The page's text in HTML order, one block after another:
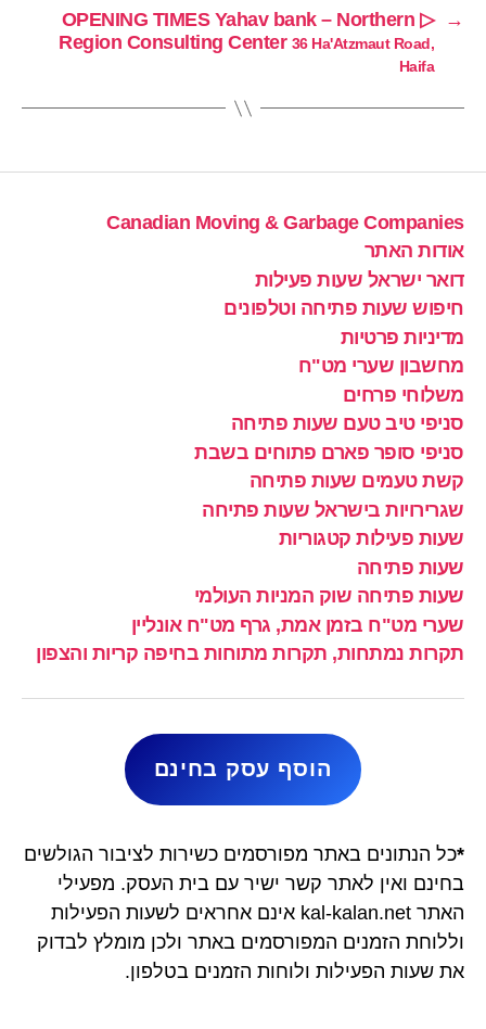
→
▷ OPENING TIMES Yahav bank – Northern
Region Consulting Center 36 Ha'Atzmaut Road,
Haifa
Canadian Moving & Garbage Companies
אודות האתר
דואר ישראל שעות פעילות
חיפוש שעות פתיחה וטלפונים
מדיניות פרטיות
מחשבון שערי מט"ח
משלוחי פרחים
סניפי טיב טעם שעות פתיחה
סניפי סופר פארם פתוחים בשבת
קשת טעמים שעות פתיחה
שגרירויות בישראל שעות פתיחה
שעות פעילות קטגוריות
שעות פתיחה
שעות פתיחה שוק המניות העולמי
שערי מט"ח בזמן אמת, גרף מט"ח אונליין
תקרות נמתחות, תקרות מתוחות בחיפה קריות והצפון
הוסף עסק בחינם
*כל הנתונים באתר מפורסמים כשירות לציבור הגולשים
בחינם ואין לאתר קשר ישיר עם בית העסק. מפעילי
האתר kal-kalan.net אינם אחראים לשעות הפעילות
וללוחת הזמנים המפורסמים באתר ולכן מומלץ לבדוק
את שעות הפעילות ולוחות הזמנים בטלפון.